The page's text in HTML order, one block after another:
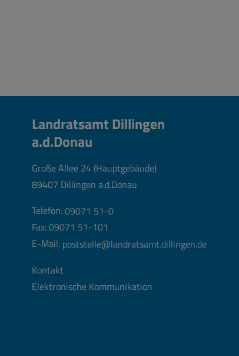
Landratsamt Dillingen
a.d.Donau
Große Allee 24 (Hauptgebäude)
89407 Dillingen a.d.Donau
Telefon:09071 51-0
Fax: 09071 51-101
E-Mail: poststelle@landratsamt.dillingen.de
Kontakt
Elektronische Kommunikation